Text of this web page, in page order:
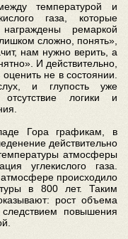
температурой и
газа, которые
ремаркой
сложно, понять»,
нам нужно верить, а
И действительно,
не в состоянии.
и глупость уже
логики и
Гора графикам, в
действительно
атмосферы
углекислого газа.
происходило
в 800 лет. Таким
рост объема
повышения